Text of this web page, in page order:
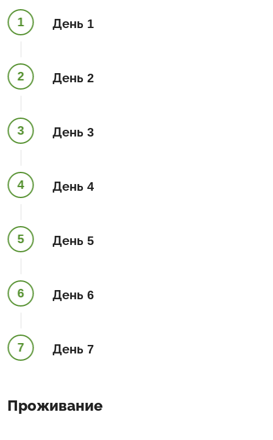
1 День 1
2 День 2
3 День 3
4 День 4
5 День 5
6 День 6
7 День 7
Проживание